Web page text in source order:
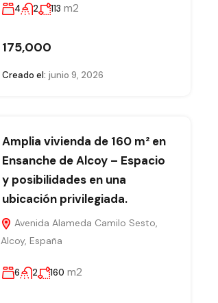
4 2 113 m2
175,000
Creado el: junio 9, 2026
Amplia vivienda de 160 m² en
Ensanche de Alcoy – Espacio
y posibilidades en una
ubicación privilegiada.
Avenida Alameda Camilo Sesto,
Alcoy, España
6 2 160 m2